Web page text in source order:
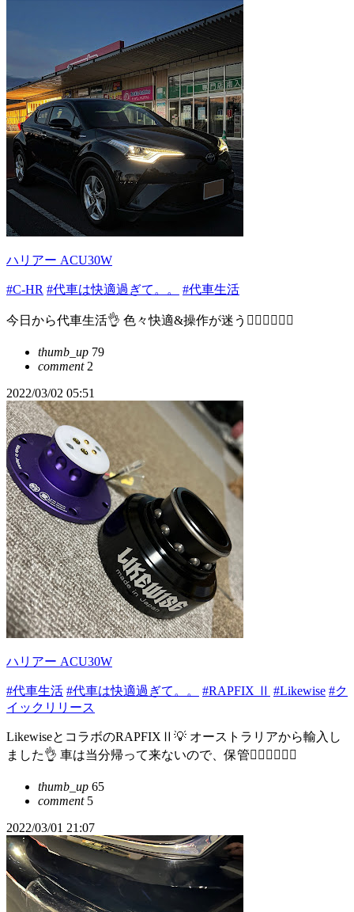
ハリアー ACU30W
#C-HR #代車は快適過ぎて。。 #代車生活
今日から代車生活👌 色々快適&操作が迷う😵‍💫😵‍💫😵‍💫
thumb_up 79
comment2
2022/03/02 05:51
ハリアー ACU30W
#代車生活 #代車は快適過ぎて。。 #RAPFIX Ⅱ #Likewise #ク
イックリリース
LikewiseとコラボのRAPFIXⅡ💡 オーストラリアから輸入し
ました👌 車は当分帰って来ないので、保管😶‍🌫️😶‍🌫️😶‍🌫️
thumb_up 65
comment5
2022/03/01 21:07